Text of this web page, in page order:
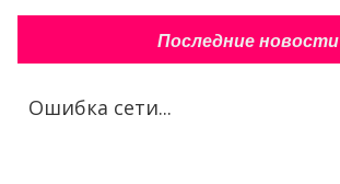
Последние новости
Ошибка сети...